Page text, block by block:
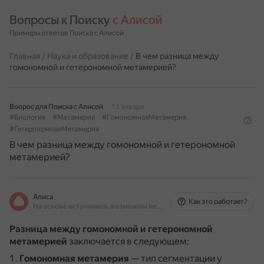
Вопросы к Поиску с Алисой
Примеры ответов Поиска с Алисой
Главная / Наука и образование / В чем разница между
гомономной и гетерономной метамерией?
Вопрос для Поиска с Алисой
12 января
#Биология
#Метамерия
#ГомономнаяМетамерия
#ГетерономнаяМетамерия
В чем разница между гомономной и гетерономной
метамерией?
Алиса
На основе источников, возможны неточности
Как это работает?
Разница между гомономной и гетерономной
метамерией заключается в следующем:
Гомономная метамерия — тип сегментации у